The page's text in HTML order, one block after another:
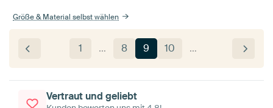
Größe & Material selbst wählen
1 … 8 9 10 …
Vertraut und geliebt